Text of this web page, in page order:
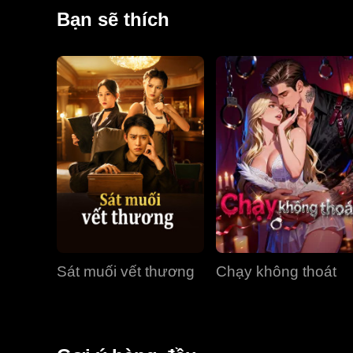
thường, vạch trần bộ mặt thật của Tạ Phi, và cuối
Bạn sẽ thích
Sát muối vết thương Chạy không thoát